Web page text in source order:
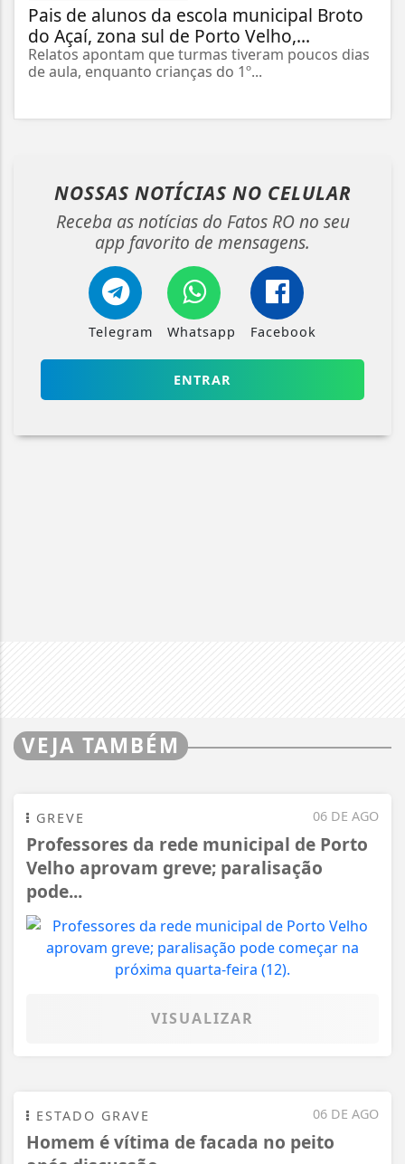
Pais de alunos da escola municipal Broto
do Açaí, zona sul de Porto Velho,...
Relatos apontam que turmas tiveram poucos dias
de aula, enquanto crianças do 1º...
NOSSAS NOTÍCIAS NO CELULAR
Receba as notícias do Fatos RO no seu
app favorito de mensagens.
Telegram Whatsapp Facebook
ENTRAR
VEJA TAMBÉM
06 DE AGO
GREVE
Professores da rede municipal de Porto
Velho aprovam greve; paralisação
pode...
VISUALIZAR
06 DE AGO
ESTADO GRAVE
Homem é vítima de facada no peito